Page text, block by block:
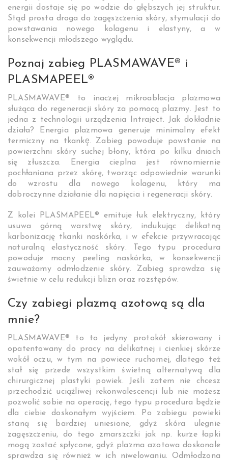
energii dostaje się po wodzie do głębszych jej struktur.
Stąd prosta droga do zagęszczenia skóry, stymulacji do
powstawania nowego kolagenu i elastyny, a w
konsekwencji młodszego wyglądu.
Poznaj zabieg PLASMAWAVE® i
PLASMAPEEL®
PLASMAWAVE® to inaczej mikroablacja plazmowa
służąca do regeneracji skóry za pomocą plazmy. Jest to
jedna z technologii urządzenia Intraject. Jak dokładnie
działa? Energia plazmowa generuje minimalny efekt
termiczny na tkankę̨. Zabieg powoduje powstanie na
powierzchni skóry suchej błony, która po kilku dniach
się złuszcza. Energia cieplna jest równomiernie
pochłaniana przez skórę, tworząc odpowiednie warunki
do wzrostu dla nowego kolagenu, który ma
dobroczynne działanie dla napięcia i regeneracji skóry.
Z kolei PLASMAPEEL® emituje łuk elektryczny, który
usuwa górną warstwę skóry, indukując delikatną
karbonizację tkanki naskórka, i w efekcie przywracając
naturalną elastyczność skóry. Tego typu procedura
powoduje mocny peeling naskórka, w konsekwencji
zauważamy odmłodzenie skóry. Zabieg sprawdza się
świetnie w celu redukcji blizn oraz rozstępów.
Czy zabiegi plazmą azotową są dla
mnie?
PLASMAWAVE® to to jedyny protokół skierowany i
opatentowany do pracy na delikatnej i cienkiej skórze
wokół oczu, w tym na powiece ruchomej, dlatego też
stał się przede wszystkim świetną alternatywą dla
chirurgicznej plastyki powiek. Jeśli zatem nie chcesz
przechodzić uciążliwej rekonwalescencji lub nie możesz
pozwolić sobie na operację, tego typu procedura będzie
dla ciebie doskonałym wyjściem. Po zabiegu powieki
staną się bardziej uniesione, gdyż skóra ulegnie
zagęszczeniu, do tego zmarszczki jak np. kurze łapki
mogą zostać spłycone, gdyż plazma azotowa doskonale
sprawdza się również w ich niwelowaniu. Odmłodzona